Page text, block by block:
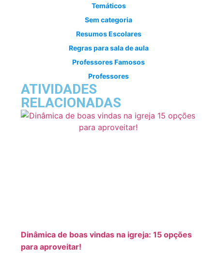
Temáticos
Sem categoria
Resumos Escolares
Regras para sala de aula
Professores Famosos
Professores
ATIVIDADES
RELACIONADAS
Dinâmica de boas vindas na igreja: 15 opções
para aproveitar!